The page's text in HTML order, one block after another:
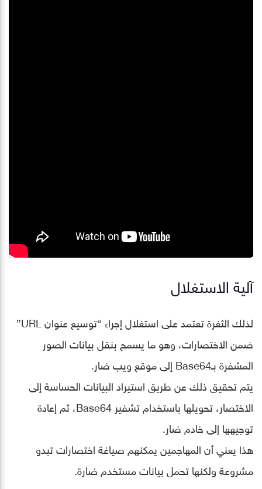
آلية الاستغلال
لذلك الثغرة تعتمد على استغلال إجراء “توسيع عنوان URL”
ضمن الاختصارات، وهو ما يسمح بنقل بيانات الصور
المشفرة بـBase64 إلى موقع ويب ضار.
يتم تحقيق ذلك عن طريق استيراد البيانات الحساسة إلى
الاختصار، تحويلها باستخدام تشفير Base64، ثم إعادة
توجيهها إلى خادم ضار.
هذا يعني أن المهاجمين يمكنهم صياغة اختصارات تبدو
مشروعة ولكنها تحمل بيانات مستخدم ضارة.